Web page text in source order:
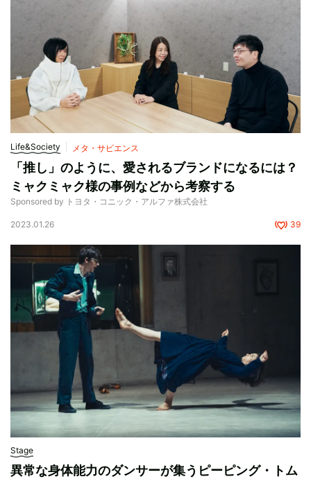
Life&Society メタ・サピエンス
「推し」のように、愛されるブランドになるには？
ミャクミャク様の事例などから考察する
Sponsored by トヨタ・コニック・アルファ株式会社
2023.01.26 39
Stage
異常な身体能力のダンサーが集うピーピング・トム